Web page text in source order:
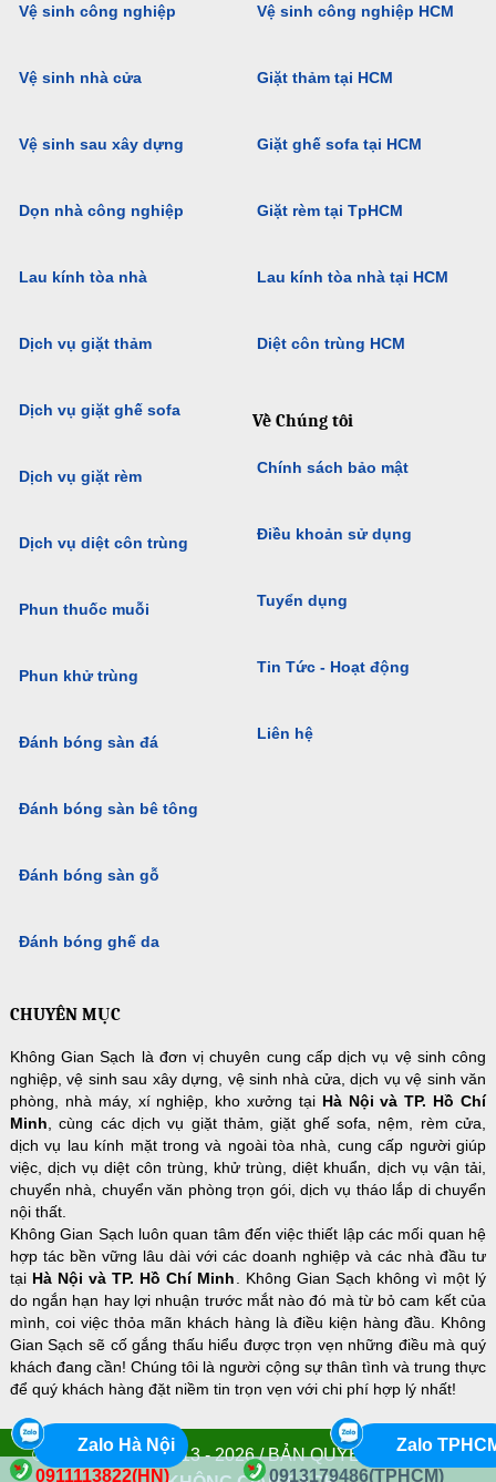
0911113822(HN) 0913179486(TPHCM)
Zalo Hà Nội Zalo
Vệ sinh công nghiệp
Vệ sinh nhà cửa
Vệ sinh sau xây dựng
Dọn nhà công nghiệp
Lau kính tòa nhà
Dịch vụ giặt thảm
Dịch vụ giặt ghế sofa
Dịch vụ giặt rèm
Dịch vụ diệt côn trùng
Phun thuốc muỗi
Phun khử trùng
Đánh bóng sàn đá
Đánh bóng sàn bê tông
Đánh bóng sàn gỗ
Đánh bóng ghế da
Vệ sinh công nghiệp HCM
Giặt thảm tại HCM
Giặt ghế sofa tại HCM
Giặt rèm tại TpHCM
Lau kính tòa nhà tại HCM
Diệt côn trùng HCM
Về Chúng tôi
Chính sách bảo mật
Điều khoản sử dụng
Tuyển dụng
Tin Tức - Hoạt động
Liên hệ
CHUYÊN MỤC
Không Gian Sạch là đơn vị chuyên cung cấp dịch vụ vệ sinh công
nghiệp, vệ sinh sau xây dựng, vệ sinh nhà cửa, dịch vụ vệ sinh văn
phòng, nhà máy, xí nghiệp, kho xưởng tại Hà Nội và TP. Hồ Chí
Minh , cùng các dịch vụ giặt thảm, giặt ghế sofa, nệm, rèm cửa,
dịch vụ lau kính mặt trong và ngoài tòa nhà, cung cấp người giúp
việc, dịch vụ diệt côn trùng, khử trùng, diệt khuẩn, dịch vụ vận tải,
chuyển nhà, chuyển văn phòng trọn gói, dịch vụ tháo lắp di chuyển
nội thất.
Không Gian Sạch luôn quan tâm đến việc thiết lập các mối quan hệ
hợp tác bền vững lâu dài với các doanh nghiệp và các nhà đầu tư
tại Hà Nội và TP. Hồ Chí Minh . Không Gian Sạch không vì một lý
do ngắn hạn hay lợi nhuận trước mắt nào đó mà từ bỏ cam kết của
mình, coi việc thỏa mãn khách hàng là điều kiện hàng đầu. Không
Gian Sạch sẽ cố gắng thấu hiểu được trọn vẹn những điều mà quý
khách đang cần! Chúng tôi là người cộng sự thân tình và trung thực
để quý khách hàng đặt niềm tin trọn vẹn với chi phí hợp lý nhất!
© COPYRIGHT 2013 - 2026 / BẢN QUYỀN THUỘC VỀ